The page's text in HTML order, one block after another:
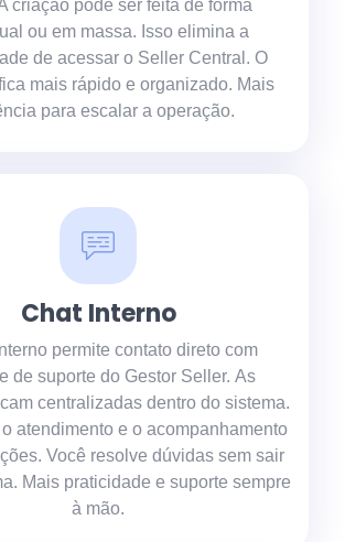
criação pode ser feita de forma
ou em massa. Isso elimina a
de acessar o Seller Central. O
mais rápido e organizado. Mais
para escalar a operação.
Chat Interno
permite contato direto com
de suporte do Gestor Seller. As
centralizadas dentro do sistema.
atendimento e o acompanhamento
Você resolve dúvidas sem sair
Mais praticidade e suporte sempre
à mão.